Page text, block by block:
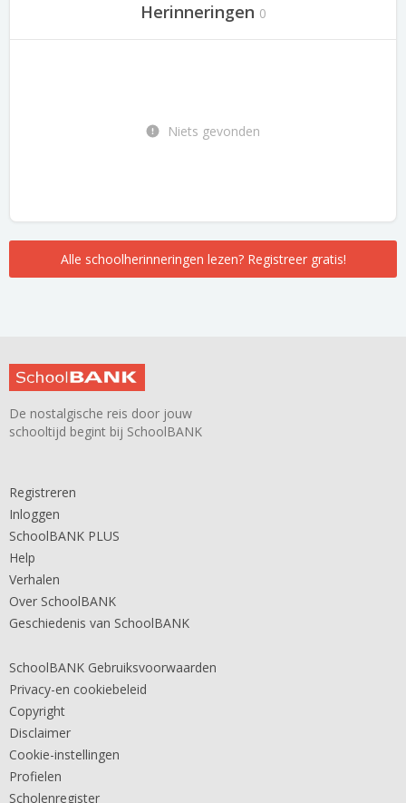
Herinneringen 0
Niets gevonden
Alle schoolherinneringen lezen? Registreer gratis!
De nostalgische reis door jouw
schooltijd begint bij SchoolBANK
Registreren
Inloggen
SchoolBANK PLUS
Help
Verhalen
Over SchoolBANK
Geschiedenis van SchoolBANK
SchoolBANK Gebruiksvoorwaarden
Privacy-en cookiebeleid
Copyright
Disclaimer
Cookie-instellingen
Profielen
Scholenregister